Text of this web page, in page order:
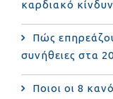
καρδιακό
Πώς
συνήθειες στα
Ποιοι οι 8